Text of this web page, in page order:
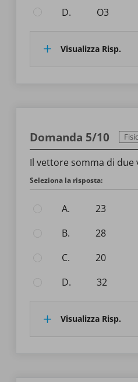
D.
O3
Visualizza Risp.
Domanda 5/10
Il vettore somma di
Seleziona la risposta:
A.
23
B.
28
C.
20
D.
32
Visualizza Risp.